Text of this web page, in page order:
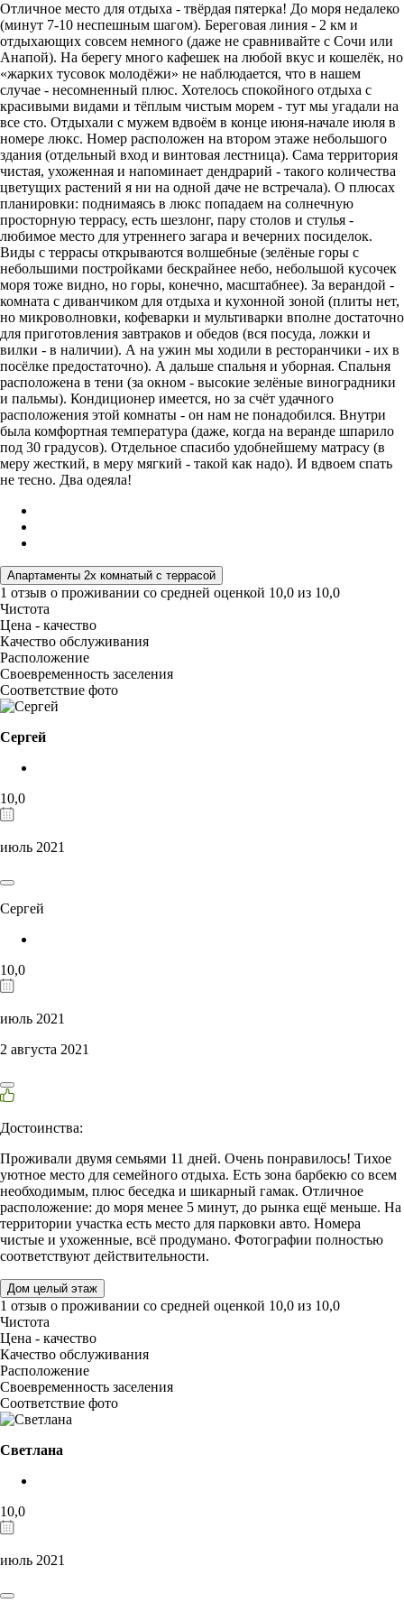
Отличное место для отдыха - твёрдая пятерка! До моря недалеко
(минут 7-10 неспешным шагом). Береговая линия - 2 км и
отдыхающих совсем немного (даже не сравнивайте с Сочи или
Анапой). На берегу много кафешек на любой вкус и кошелёк, но
«жарких тусовок молодёжи» не наблюдается, что в нашем
случае - несомненный плюс. Хотелось спокойного отдыха с
красивыми видами и тёплым чистым морем - тут мы угадали на
все сто. Отдыхали с мужем вдвоём в конце июня-начале июля в
номере люкс. Номер расположен на втором этаже небольшого
здания (отдельный вход и винтовая лестница). Сама территория
чистая, ухоженная и напоминает дендрарий - такого количества
цветущих растений я ни на одной даче не встречала). О плюсах
планировки: поднимаясь в люкс попадаем на солнечную
просторную террасу, есть шезлонг, пару столов и стулья -
любимое место для утреннего загара и вечерних посиделок.
Виды с террасы открываются волшебные (зелёные горы с
небольшими постройками бескрайнее небо, небольшой кусочек
моря тоже видно, но горы, конечно, масштабнее). За верандой -
комната с диванчиком для отдыха и кухонной зоной (плиты нет,
но микроволновки, кофеварки и мультиварки вполне достаточно
для приготовления завтраков и обедов (вся посуда, ложки и
вилки - в наличии). А на ужин мы ходили в ресторанчики - их в
посёлке предостаточно). А дальше спальня и уборная. Спальня
расположена в тени (за окном - высокие зелёные виноградники
и пальмы). Кондиционер имеется, но за счёт удачного
расположения этой комнаты - он нам не понадобился. Внутри
была комфортная температура (даже, когда на веранде шпарило
под 30 градусов). Отдельное спасибо удобнейшему матрасу (в
меру жесткий, в меру мягкий - такой как надо). И вдвоем спать
не тесно. Два одеяла!
Апартаменты 2х комнатый с террасой
1 отзыв о проживании со средней оценкой 10,0 из 10,0
Чистота
Цена - качество
Качество обслуживания
Расположение
Своевременность заселения
Соответствие фото
Сергей
10,0
июль 2021
Сергей
10,0
июль 2021
2 августа 2021
Достоинства:
Проживали двумя семьями 11 дней. Очень понравилось! Тихое
уютное место для семейного отдыха. Есть зона барбекю со всем
необходимым, плюс беседка и шикарный гамак. Отличное
расположение: до моря менее 5 минут, до рынка ещё меньше. На
территории участка есть место для парковки авто. Номера
чистые и ухоженные, всё продумано. Фотографии полностью
соответствуют действительности.
Дом целый этаж
1 отзыв о проживании со средней оценкой 10,0 из 10,0
Чистота
Цена - качество
Качество обслуживания
Расположение
Своевременность заселения
Соответствие фото
Светлана
10,0
июль 2021